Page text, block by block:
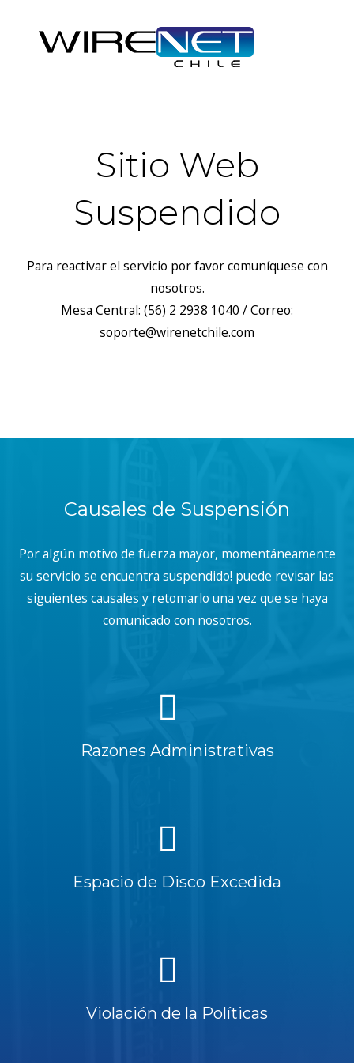
Sitio Web
Suspendido
Para reactivar el servicio por favor comuníquese con
nosotros.
Mesa Central: (56) 2 2938 1040 / Correo:
soporte@wirenetchile.com
Causales de Suspensión
Por algún motivo de fuerza mayor, momentáneamente
su servicio se encuentra suspendido! puede revisar las
siguientes causales y retomarlo una vez que se haya
comunicado con nosotros.
Razones Administrativas
Espacio de Disco Excedida
Violación de la Políticas